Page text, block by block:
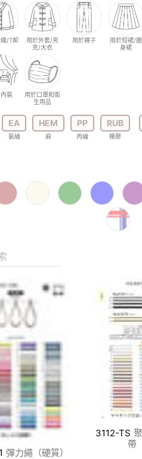
/T卹
用於外套/夾
克/大衣
用於褲子
用於短裙/連
身裙
裝
用於口罩和衛
生用品
EA
氨綸
HEM
麻
PP
丙綸
RUB
橡膠
彈力繩（硬質）
3112-TS
帶